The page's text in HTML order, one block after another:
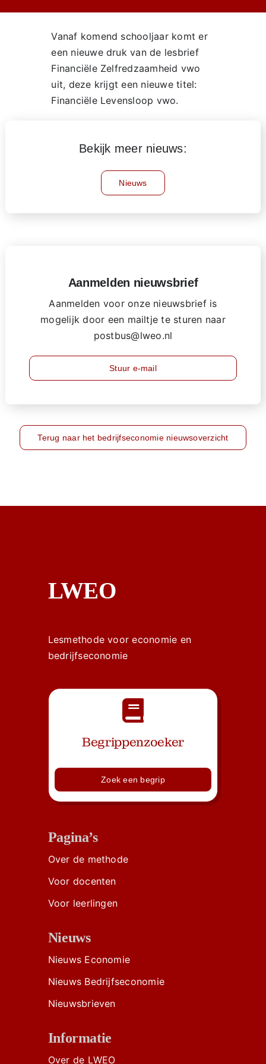
Vanaf komend schooljaar komt er
een nieuwe druk van de lesbrief
Financiële Zelfredzaamheid vwo
uit, deze krijgt een nieuwe titel:
Financiële Levensloop vwo.
Bekijk meer nieuws:
Nieuws
Aanmelden nieuwsbrief
Aanmelden voor onze nieuwsbrief is
mogelijk door een mailtje te sturen naar
postbus@lweo.nl
Stuur e-mail
Terug naar het bedrijfseconomie nieuwsoverzicht
LWEO
Lesmethode voor economie en
bedrijfseconomie
Begrippenzoeker
Zoek een begrip
Pagina’s
Over de methode
Voor docenten
Voor leerlingen
Nieuws
Nieuws Economie
Nieuws Bedrijfseconomie
Nieuwsbrieven
Informatie
Over de LWEO